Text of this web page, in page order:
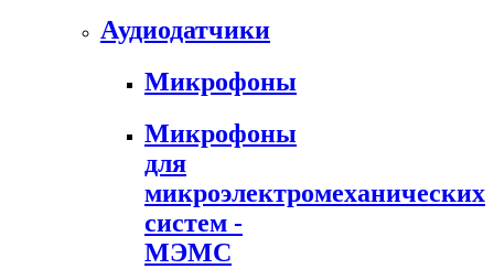
Аудиодатчики
Микрофоны
Микрофоны
для
микроэлектромеханических
систем -
МЭМС